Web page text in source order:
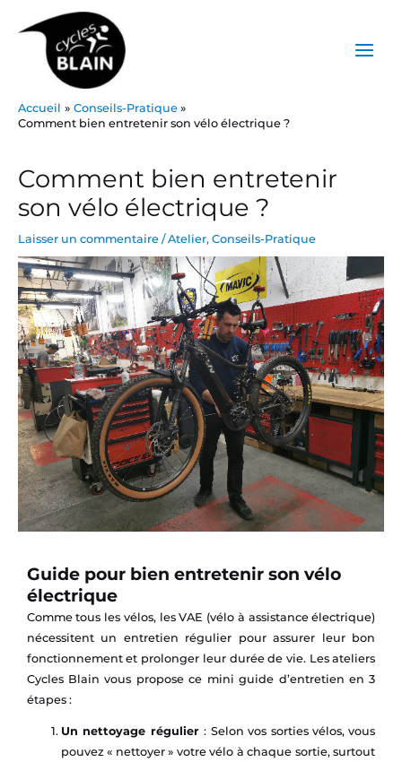
contenu
Menu
Accueil
Conseils-Pratique
Comment bien entretenir son vélo électrique ?
Comment bien entretenir
son vélo électrique ?
Laisser un commentaire /Atelier, Conseils-Pratique
Guide pour bien entretenir son vélo
électrique
Comme tous les vélos, les VAE (vélo à assistance électrique)
nécessitent un entretien régulier pour assurer leur bon
fonctionnement et prolonger leur durée de vie. Les ateliers
Cycles Blain vous propose ce mini guide d’entretien en 3
étapes :
Un nettoyage régulier: Selon vos sorties vélos, vous
pouvez « nettoyer » votre vélo à chaque sortie, surtout